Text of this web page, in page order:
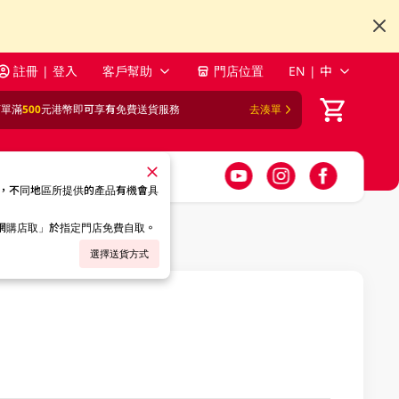
註冊 | 登入 客戶幫助 門店位置 EN | 中
滿500元港幣即可享有免費送貨服務 去湊單
不同地區所提供的產品有機會具
店取」於指定門店免費自取。
選擇送貨方式